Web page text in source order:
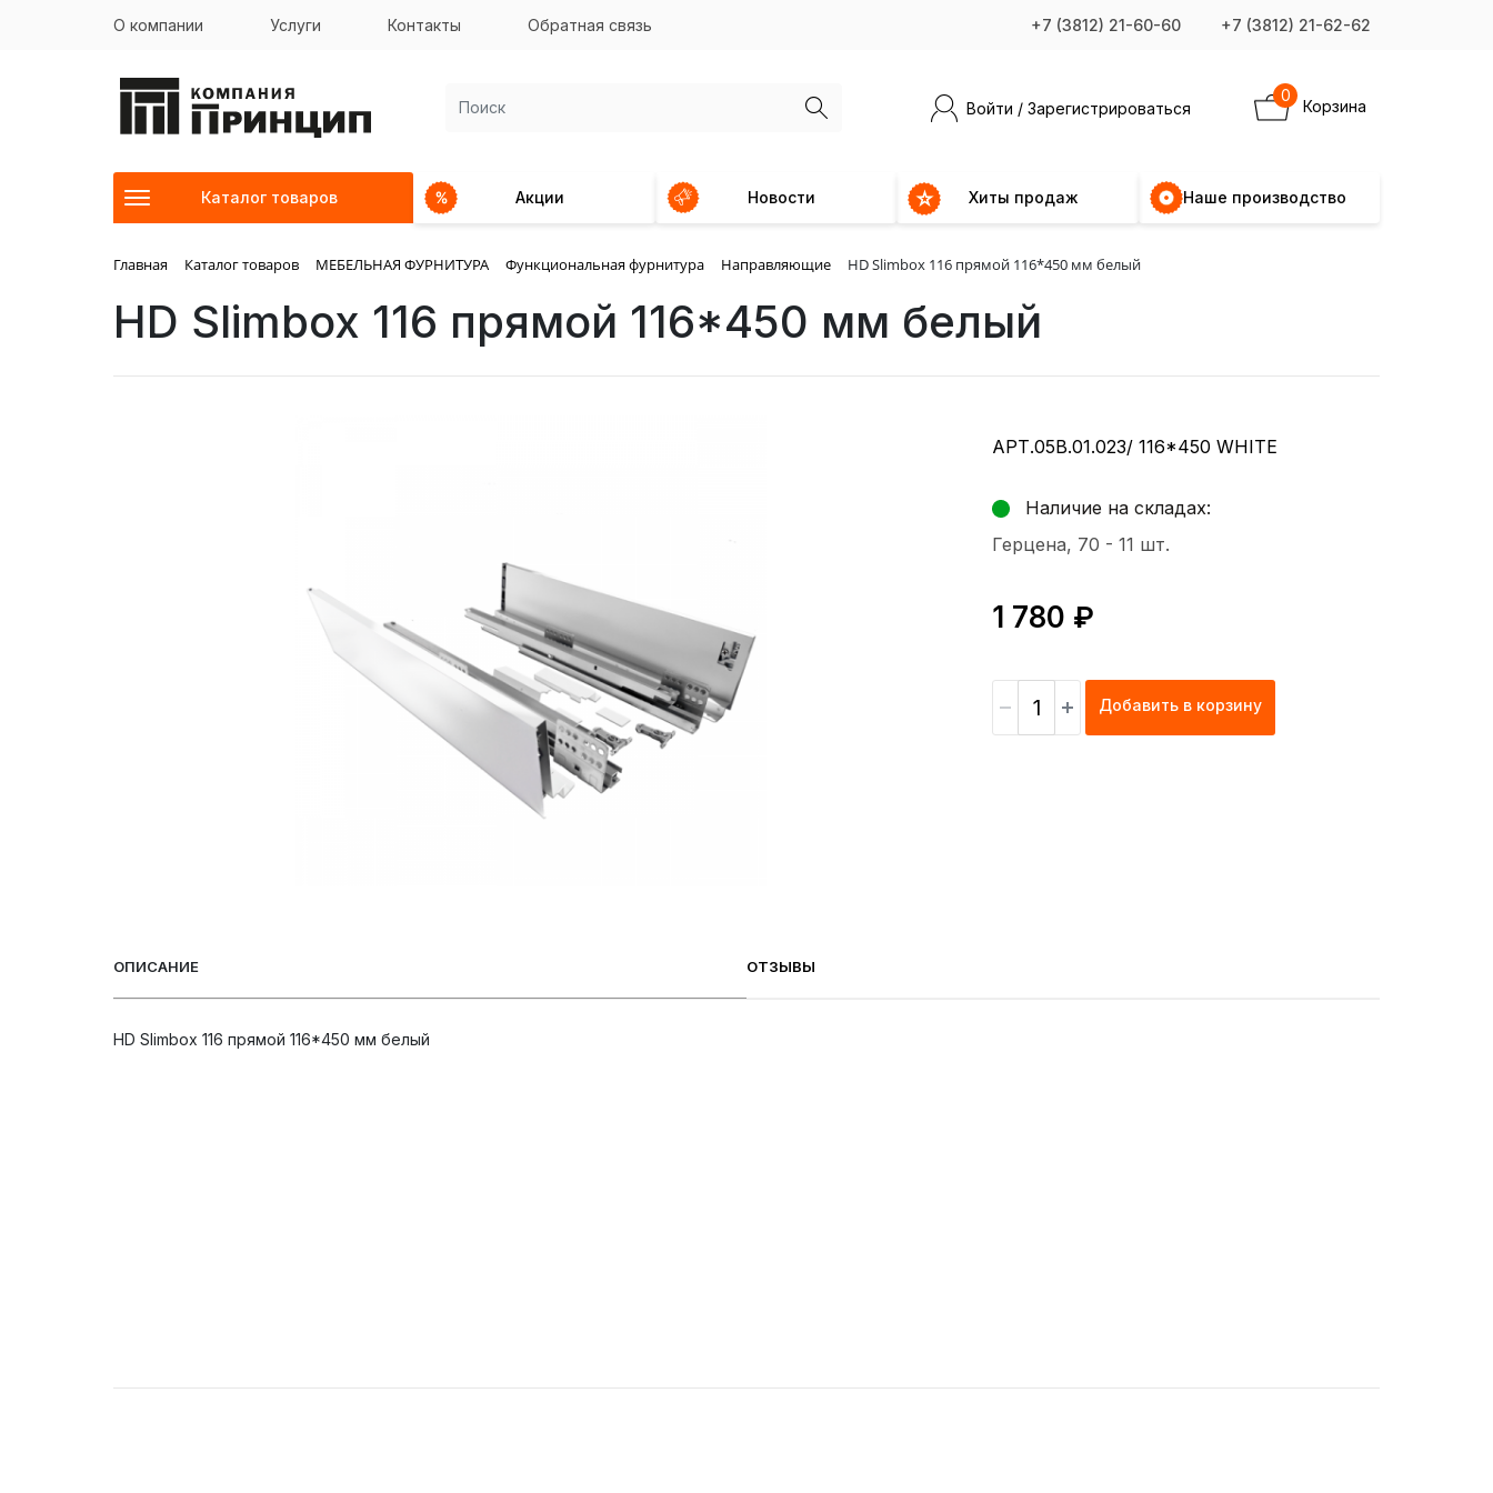
О компании Услуги Контакты Обратная связь +7 (3812) 21-60-60 +7 (3812) 21-62-62
Войти / Зарегистрироваться Корзина
0
Каталог товаров Акции Новости Хиты продаж Наше производство
Главная Каталог товаров МЕБЕЛЬНАЯ ФУРНИТУРА Функциональная фурнитура Направляющие HD Slimbox 116 прямой 116*450 мм белый
HD Slimbox 116 прямой 116*450 мм белый
АРТ.05В.01.023/ 116*450 WHITE
Наличие на складах:
Герцена, 70 - 11 шт.
1 780 ₽
Добавить в корзину
ОПИСАНИЕ ОТЗЫВЫ
HD Slimbox 116 прямой 116*450 мм белый